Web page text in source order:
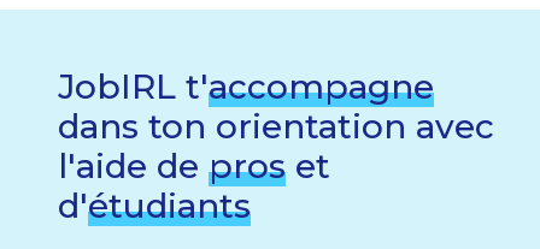
JobIRL t'accompagne
dans ton orientation avec
l'aide de pros et
d'étudiants